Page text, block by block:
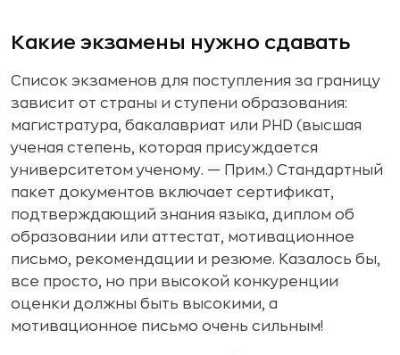
Какие экзамены нужно сдавать
Список экзаменов для поступления за границу
зависит от страны и ступени образования:
магистратура, бакалавриат или PHD (высшая
ученая степень, которая присуждается
университетом ученому. — Прим.) Стандартный
пакет документов включает сертификат,
подтверждающий знания языка, диплом об
образовании или аттестат, мотивационное
письмо, рекомендации и резюме. Казалось бы,
все просто, но при высокой конкуренции
оценки должны быть высокими, а
мотивационное письмо очень сильным!